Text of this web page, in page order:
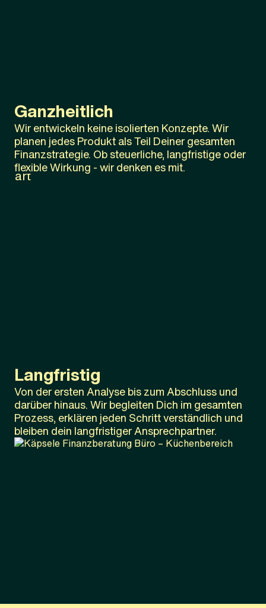
Ganzheitlich
Wir entwickeln keine isolierten Konzepte. Wir
planen jedes Produkt als Teil Deiner gesamten
Finanzstrategie. Ob steuerliche, langfristige oder
flexible Wirkung - wir denken es mit.
Langfristig
Von der ersten Analyse bis zum Abschluss und
darüber hinaus. Wir begleiten Dich im gesamten
Prozess, erklären jeden Schritt verständlich und
bleiben dein langfristiger Ansprechpartner.